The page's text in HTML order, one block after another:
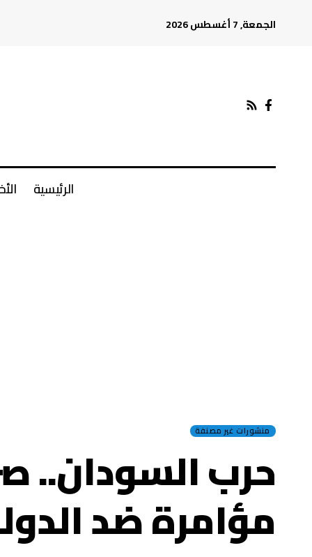
الجمعة, 7 أغسطس 2026
الرئيسية
منشورات غير مصنفة
حرب السودان..
مؤامرة ضد